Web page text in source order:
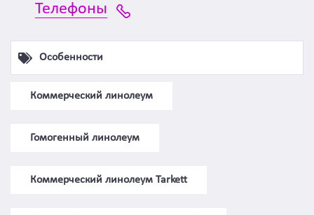
Телефоны
Особенности
Коммерческий линолеум
Гомогенный линолеум
Коммерческий линолеум Tarkett